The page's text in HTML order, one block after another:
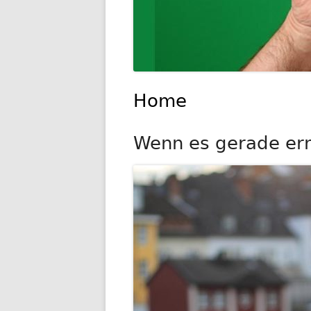
Home
Wenn es gerade